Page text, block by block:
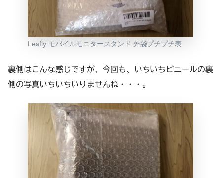
Leafly モバイルモニタースタンド 外袋プチプチ表
裏側はこんな感じですが、今回も、いちいちビニールの裏
側の写真いちいちいりませんね・・・。